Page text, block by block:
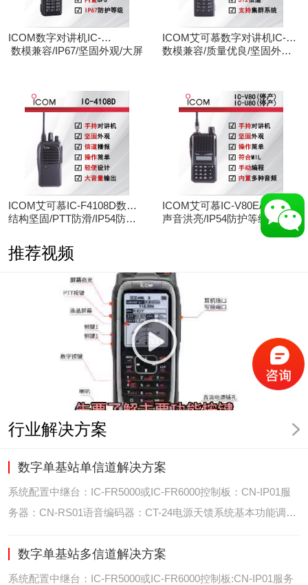
ICOM数字对讲机IC-
F3263DT/IC-F4263DT
数模兼容/IP67/坚固外观/大屏
ICOM艾可慕数字对讲机IC-
F3161D IC-F4161D
数模兼容/质量优良/坚固外观/
ICOM艾可慕IC-F4108D数字
对讲机
结构坚固/PTT防滑/IP54防护/
ICOM艾可慕IC-V80E/IC-
U80E手持对讲机（停产）
声音洪亮/IP54防护等级/手动
推荐视频
行业解决方案
数字单基站单信道解决方案
系统配置中继台：IC-FR5000或IC-FR6000控制板：CN-IP01服
务器：CN-RS01语音编码器：CT-24电源天馈系统基本功能调度
位/室内定位艾可慕数字电台具备GPS数据上传功能。而GPS定
位功能是艾可慕数字系统的标
数字单基站多信道解决方案
系统配置中继台：IC-FR5000或IC-FR6000控制板:CN-IP01服务